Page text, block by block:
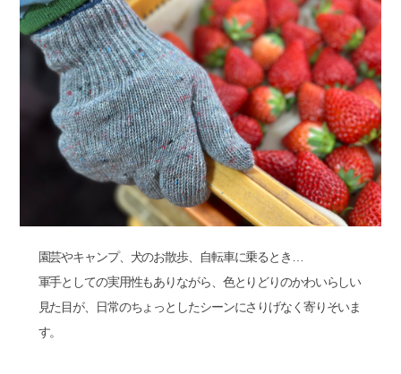
園芸やキャンプ、犬のお散歩、自転車に乗るとき…
軍手としての実用性もありながら、色とりどりのかわいらしい
見た目が、日常のちょっとしたシーンにさりげなく寄りそいま
す。